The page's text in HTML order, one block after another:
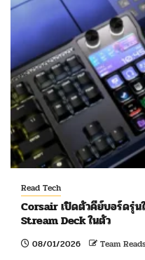
Read Tech
Corsair เปิดตัวคีย์บอร์ดรุ่น
Stream Deck ในตัว
08/01/2026 Team